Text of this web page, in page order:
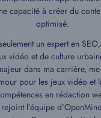
capacité à créer du
optimisé.
un expert en
vidéo et de culture
dans ma carrière,
pour les jeux vidéo et
en rédaction
l’équipe